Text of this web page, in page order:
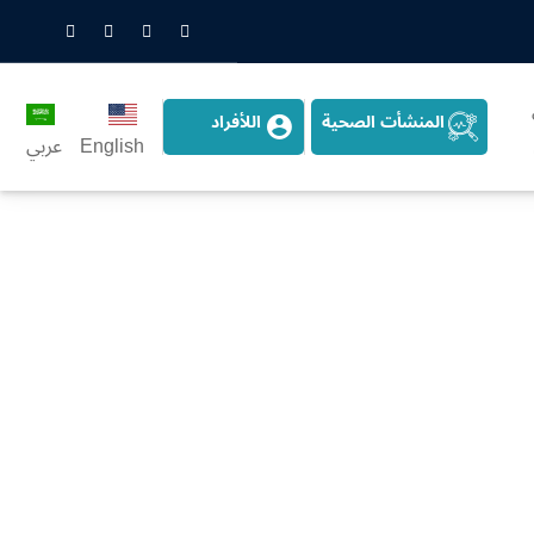
Snapchat
Twitter
LinkedIn
المنشأت الصحية اللأفراد
English عربي